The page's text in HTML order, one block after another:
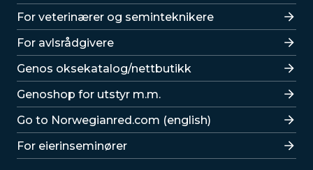
For veterinærer og seminteknikere
For avlsrådgivere
Lenker
Genos oksekatalog/nettbutikk
Genoshop for utstyr m.m.
Go to Norwegianred.com (english)
For eierinseminører